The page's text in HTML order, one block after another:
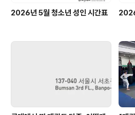
2026년 5월 청소년 성인 시간표